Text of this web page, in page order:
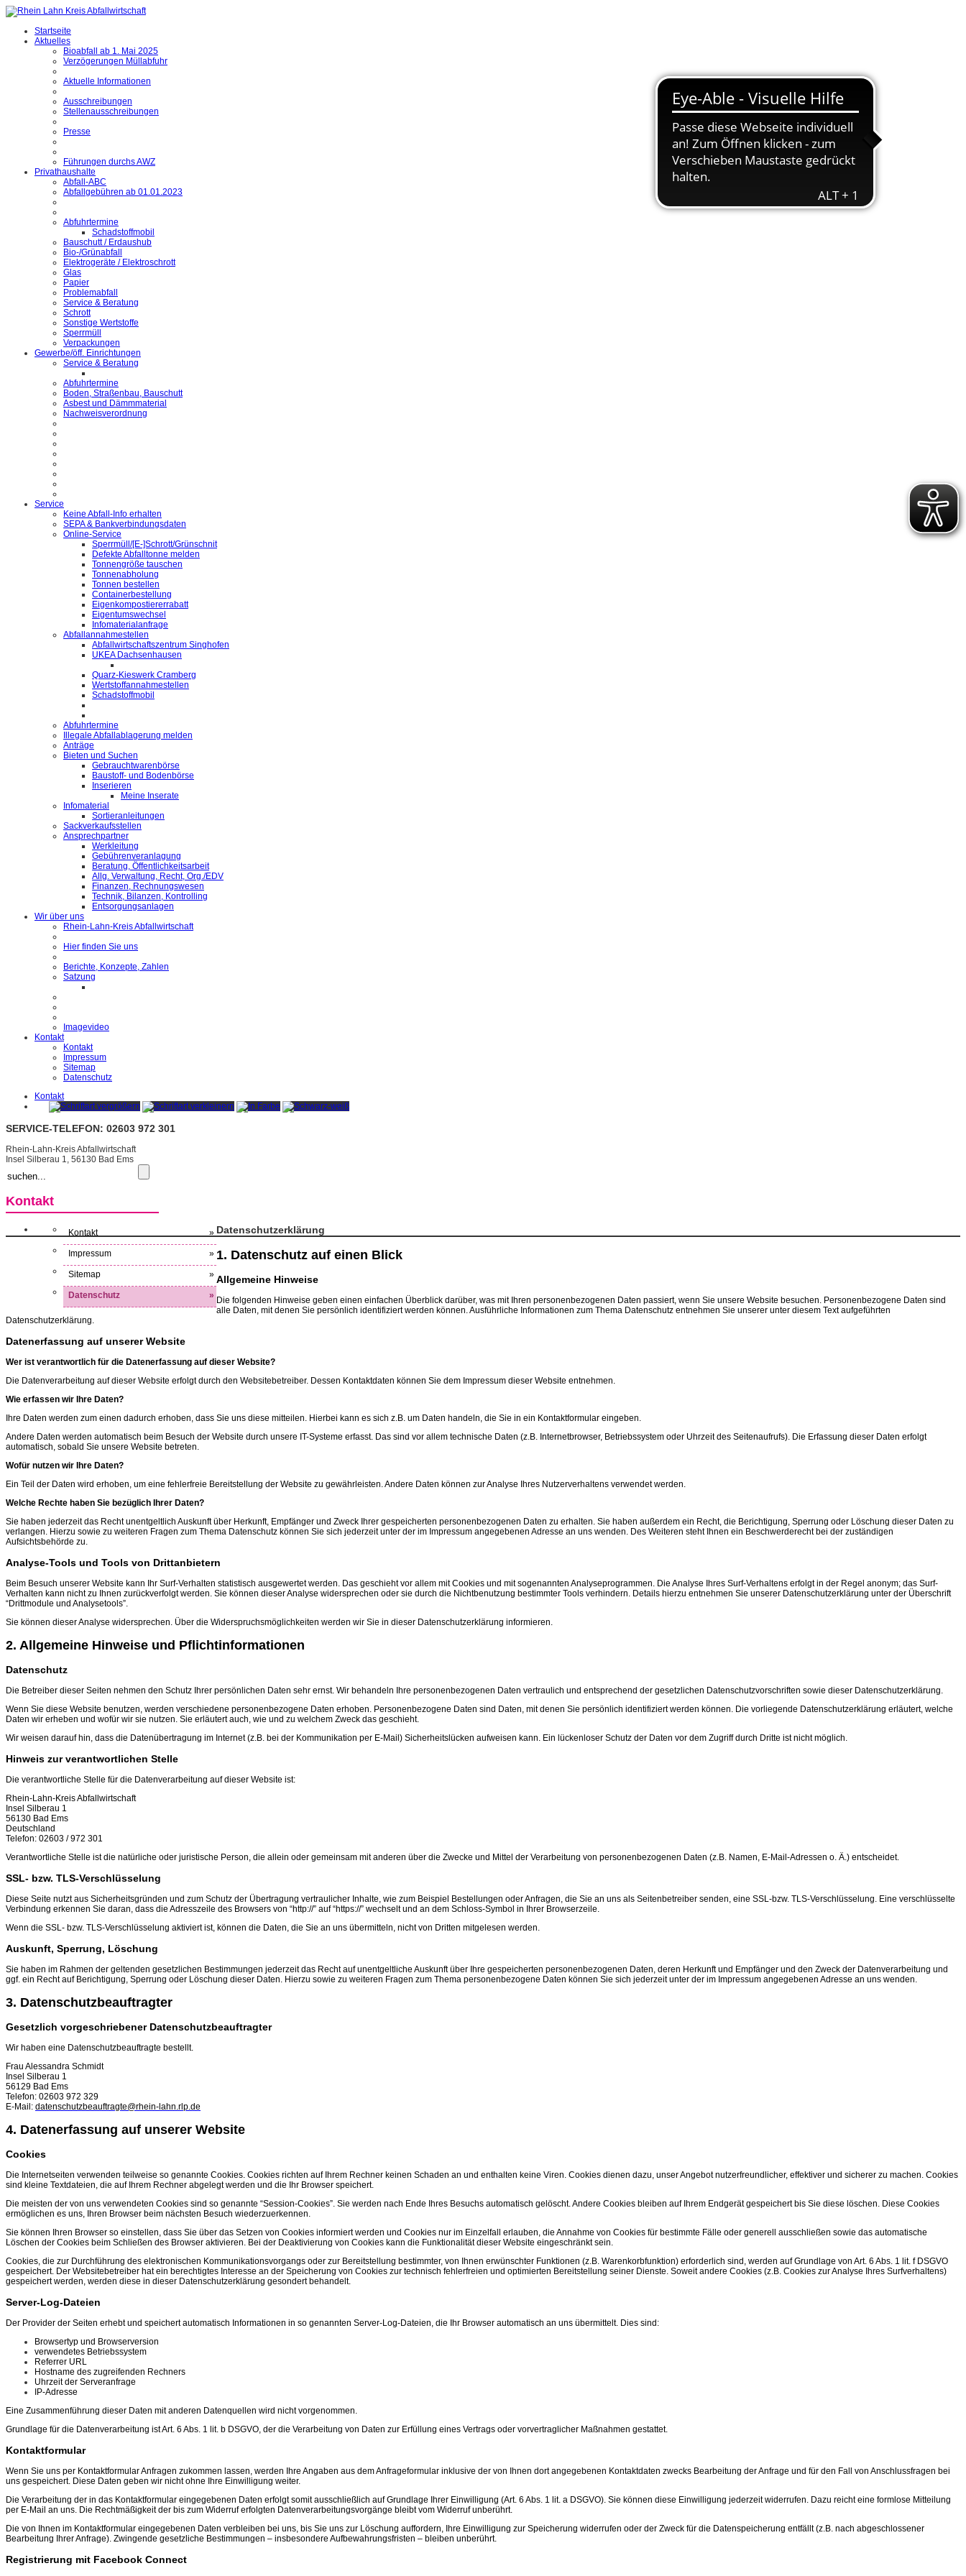
Startseite
Aktuelles
Bioabfall ab 1. Mai 2025
Verzögerungen Müllabfuhr
Aktuelle Informationen
Ausschreibungen
Stellenausschreibungen
Presse
Führungen durchs AWZ
Privathaushalte
Abfall-ABC
Abfallgebühren ab 01.01.2023
Abfuhrtermine
Schadstoffmobil
Bauschutt / Erdaushub
Bio-/Grünabfall
Elektrogeräte / Elektroschrott
Glas
Papier
Problemabfall
Service & Beratung
Schrott
Sonstige Wertstoffe
Sperrmüll
Verpackungen
Gewerbe/öff. Einrichtungen
Service & Beratung
Abfuhrtermine
Boden, Straßenbau, Bauschutt
Asbest und Dämmmaterial
Nachweisverordnung
Service
Keine Abfall-Info erhalten
SEPA & Bankverbindungsdaten
Online-Service
Sperrmüll/[E-]Schrott/Grünschnit
Defekte Abfalltonne melden
Tonnengröße tauschen
Tonnenabholung
Tonnen bestellen
Containerbestellung
Eigenkompostiererrabatt
Eigentumswechsel
Infomaterialanfrage
Abfallannahmestellen
Abfallwirtschaftszentrum Singhofen
UKEA Dachsenhausen
Quarz-Kieswerk Cramberg
Wertstoffannahmestellen
Schadstoffmobil
Abfuhrtermine
Illegale Abfallablagerung melden
Anträge
Bieten und Suchen
Gebrauchtwarenbörse
Baustoff- und Bodenbörse
Inserieren
Meine Inserate
Infomaterial
Sortieranleitungen
Sackverkaufsstellen
Ansprechpartner
Werkleitung
Gebührenveranlagung
Beratung, Öffentlichkeitsarbeit
Allg. Verwaltung, Recht, Org./EDV
Finanzen, Rechnungswesen
Technik, Bilanzen, Kontrolling
Entsorgungsanlagen
Wir über uns
Rhein-Lahn-Kreis Abfallwirtschaft
Hier finden Sie uns
Berichte, Konzepte, Zahlen
Satzung
Imagevideo
Kontakt
Kontakt
Impressum
Sitemap
Datenschutz
Kontakt
SERVICE-TELEFON: 02603 972 301
Rhein-Lahn-Kreis Abfallwirtschaft
Insel Silberau 1, 56130 Bad Ems
Kontakt
Kontakt »
Impressum »
Sitemap »
Datenschutz »
Datenschutzerklärung
1. Datenschutz auf einen Blick
Allgemeine Hinweise
Die folgenden Hinweise geben einen einfachen Überblick darüber, was mit Ihren personenbezogenen Daten passiert, wenn Sie unsere Website besuchen. Personenbezogene Daten sind
alle Daten, mit denen Sie persönlich identifiziert werden können. Ausführliche Informationen zum Thema Datenschutz entnehmen Sie unserer unter diesem Text aufgeführten
Datenschutzerklärung.
Datenerfassung auf unserer Website
Wer ist verantwortlich für die Datenerfassung auf dieser Website?
Die Datenverarbeitung auf dieser Website erfolgt durch den Websitebetreiber. Dessen Kontaktdaten können Sie dem Impressum dieser Website entnehmen.
Wie erfassen wir Ihre Daten?
Ihre Daten werden zum einen dadurch erhoben, dass Sie uns diese mitteilen. Hierbei kann es sich z.B. um Daten handeln, die Sie in ein Kontaktformular eingeben.
Andere Daten werden automatisch beim Besuch der Website durch unsere IT-Systeme erfasst. Das sind vor allem technische Daten (z.B. Internetbrowser, Betriebssystem oder Uhrzeit des Seitenaufrufs). Die Erfassung dieser Daten erfolgt
automatisch, sobald Sie unsere Website betreten.
Wofür nutzen wir Ihre Daten?
Ein Teil der Daten wird erhoben, um eine fehlerfreie Bereitstellung der Website zu gewährleisten. Andere Daten können zur Analyse Ihres Nutzerverhaltens verwendet werden.
Welche Rechte haben Sie bezüglich Ihrer Daten?
Sie haben jederzeit das Recht unentgeltlich Auskunft über Herkunft, Empfänger und Zweck Ihrer gespeicherten personenbezogenen Daten zu erhalten. Sie haben außerdem ein Recht, die Berichtigung, Sperrung oder Löschung dieser Daten zu
verlangen. Hierzu sowie zu weiteren Fragen zum Thema Datenschutz können Sie sich jederzeit unter der im Impressum angegebenen Adresse an uns wenden. Des Weiteren steht Ihnen ein Beschwerderecht bei der zuständigen
Aufsichtsbehörde zu.
Analyse-Tools und Tools von Drittanbietern
Beim Besuch unserer Website kann Ihr Surf-Verhalten statistisch ausgewertet werden. Das geschieht vor allem mit Cookies und mit sogenannten Analyseprogrammen. Die Analyse Ihres Surf-Verhaltens erfolgt in der Regel anonym; das Surf-
Verhalten kann nicht zu Ihnen zurückverfolgt werden. Sie können dieser Analyse widersprechen oder sie durch die Nichtbenutzung bestimmter Tools verhindern. Details hierzu entnehmen Sie unserer Datenschutzerklärung unter der Überschrift
“Drittmodule und Analysetools”.
Sie können dieser Analyse widersprechen. Über die Widerspruchsmöglichkeiten werden wir Sie in dieser Datenschutzerklärung informieren.
2. Allgemeine Hinweise und Pflichtinformationen
Datenschutz
Die Betreiber dieser Seiten nehmen den Schutz Ihrer persönlichen Daten sehr ernst. Wir behandeln Ihre personenbezogenen Daten vertraulich und entsprechend der gesetzlichen Datenschutzvorschriften sowie dieser Datenschutzerklärung.
Wenn Sie diese Website benutzen, werden verschiedene personenbezogene Daten erhoben. Personenbezogene Daten sind Daten, mit denen Sie persönlich identifiziert werden können. Die vorliegende Datenschutzerklärung erläutert, welche
Daten wir erheben und wofür wir sie nutzen. Sie erläutert auch, wie und zu welchem Zweck das geschieht.
Wir weisen darauf hin, dass die Datenübertragung im Internet (z.B. bei der Kommunikation per E-Mail) Sicherheitslücken aufweisen kann. Ein lückenloser Schutz der Daten vor dem Zugriff durch Dritte ist nicht möglich.
Hinweis zur verantwortlichen Stelle
Die verantwortliche Stelle für die Datenverarbeitung auf dieser Website ist:
Rhein-Lahn-Kreis Abfallwirtschaft
Insel Silberau 1
56130 Bad Ems
Deutschland
Telefon: 02603 / 972 301
Verantwortliche Stelle ist die natürliche oder juristische Person, die allein oder gemeinsam mit anderen über die Zwecke und Mittel der Verarbeitung von personenbezogenen Daten (z.B. Namen, E-Mail-Adressen o. Ä.) entscheidet.
SSL- bzw. TLS-Verschlüsselung
Diese Seite nutzt aus Sicherheitsgründen und zum Schutz der Übertragung vertraulicher Inhalte, wie zum Beispiel Bestellungen oder Anfragen, die Sie an uns als Seitenbetreiber senden, eine SSL-bzw. TLS-Verschlüsselung. Eine verschlüsselte
Verbindung erkennen Sie daran, dass die Adresszeile des Browsers von “http://” auf “https://” wechselt und an dem Schloss-Symbol in Ihrer Browserzeile.
Wenn die SSL- bzw. TLS-Verschlüsselung aktiviert ist, können die Daten, die Sie an uns übermitteln, nicht von Dritten mitgelesen werden.
Auskunft, Sperrung, Löschung
Sie haben im Rahmen der geltenden gesetzlichen Bestimmungen jederzeit das Recht auf unentgeltliche Auskunft über Ihre gespeicherten personenbezogenen Daten, deren Herkunft und Empfänger und den Zweck der Datenverarbeitung und
ggf. ein Recht auf Berichtigung, Sperrung oder Löschung dieser Daten. Hierzu sowie zu weiteren Fragen zum Thema personenbezogene Daten können Sie sich jederzeit unter der im Impressum angegebenen Adresse an uns wenden.
3. Datenschutzbeauftragter
Gesetzlich vorgeschriebener Datenschutzbeauftragter
Wir haben eine Datenschutzbeauftragte bestellt.
Frau Alessandra Schmidt
Insel Silberau 1
56129 Bad Ems
Telefon: 02603 972 329
E-Mail: datenschutzbeauftragte@rhein-lahn.rlp.de
4. Datenerfassung auf unserer Website
Cookies
Die Internetseiten verwenden teilweise so genannte Cookies. Cookies richten auf Ihrem Rechner keinen Schaden an und enthalten keine Viren. Cookies dienen dazu, unser Angebot nutzerfreundlicher, effektiver und sicherer zu machen. Cookies
sind kleine Textdateien, die auf Ihrem Rechner abgelegt werden und die Ihr Browser speichert.
Die meisten der von uns verwendeten Cookies sind so genannte “Session-Cookies”. Sie werden nach Ende Ihres Besuchs automatisch gelöscht. Andere Cookies bleiben auf Ihrem Endgerät gespeichert bis Sie diese löschen. Diese Cookies
ermöglichen es uns, Ihren Browser beim nächsten Besuch wiederzuerkennen.
Sie können Ihren Browser so einstellen, dass Sie über das Setzen von Cookies informiert werden und Cookies nur im Einzelfall erlauben, die Annahme von Cookies für bestimmte Fälle oder generell ausschließen sowie das automatische
Löschen der Cookies beim Schließen des Browser aktivieren. Bei der Deaktivierung von Cookies kann die Funktionalität dieser Website eingeschränkt sein.
Cookies, die zur Durchführung des elektronischen Kommunikationsvorgangs oder zur Bereitstellung bestimmter, von Ihnen erwünschter Funktionen (z.B. Warenkorbfunktion) erforderlich sind, werden auf Grundlage von Art. 6 Abs. 1 lit. f DSGVO
gespeichert. Der Websitebetreiber hat ein berechtigtes Interesse an der Speicherung von Cookies zur technisch fehlerfreien und optimierten Bereitstellung seiner Dienste. Soweit andere Cookies (z.B. Cookies zur Analyse Ihres Surfverhaltens)
gespeichert werden, werden diese in dieser Datenschutzerklärung gesondert behandelt.
Server-Log-Dateien
Der Provider der Seiten erhebt und speichert automatisch Informationen in so genannten Server-Log-Dateien, die Ihr Browser automatisch an uns übermittelt. Dies sind:
Browsertyp und Browserversion
verwendetes Betriebssystem
Referrer URL
Hostname des zugreifenden Rechners
Uhrzeit der Serveranfrage
IP-Adresse
Eine Zusammenführung dieser Daten mit anderen Datenquellen wird nicht vorgenommen.
Grundlage für die Datenverarbeitung ist Art. 6 Abs. 1 lit. b DSGVO, der die Verarbeitung von Daten zur Erfüllung eines Vertrags oder vorvertraglicher Maßnahmen gestattet.
Kontaktformular
Wenn Sie uns per Kontaktformular Anfragen zukommen lassen, werden Ihre Angaben aus dem Anfrageformular inklusive der von Ihnen dort angegebenen Kontaktdaten zwecks Bearbeitung der Anfrage und für den Fall von Anschlussfragen bei
uns gespeichert. Diese Daten geben wir nicht ohne Ihre Einwilligung weiter.
Die Verarbeitung der in das Kontaktformular eingegebenen Daten erfolgt somit ausschließlich auf Grundlage Ihrer Einwilligung (Art. 6 Abs. 1 lit. a DSGVO). Sie können diese Einwilligung jederzeit widerrufen. Dazu reicht eine formlose Mitteilung
per E-Mail an uns. Die Rechtmäßigkeit der bis zum Widerruf erfolgten Datenverarbeitungsvorgänge bleibt vom Widerruf unberührt.
Die von Ihnen im Kontaktformular eingegebenen Daten verbleiben bei uns, bis Sie uns zur Löschung auffordern, Ihre Einwilligung zur Speicherung widerrufen oder der Zweck für die Datenspeicherung entfällt (z.B. nach abgeschlossener
Bearbeitung Ihrer Anfrage). Zwingende gesetzliche Bestimmungen – insbesondere Aufbewahrungsfristen – bleiben unberührt.
Registrierung mit Facebook Connect